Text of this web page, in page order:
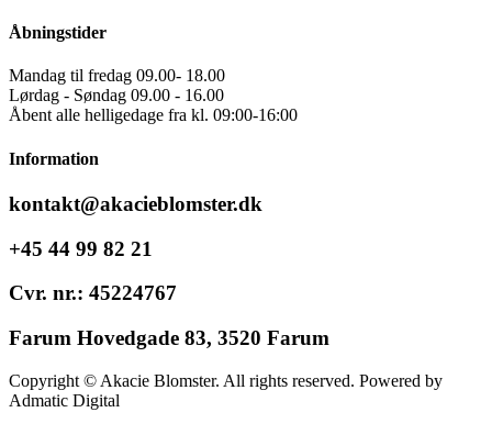
Åbningstider
Mandag til fredag 09.00- 18.00
Lørdag - Søndag 09.00 - 16.00
Åbent alle helligedage fra kl. 09:00-16:00
Information
kontakt@akacieblomster.dk
+45 44 99 82 21
Cvr. nr.: 45224767
Farum Hovedgade 83, 3520 Farum
Copyright © Akacie Blomster. All rights reserved. Powered by
Admatic Digital